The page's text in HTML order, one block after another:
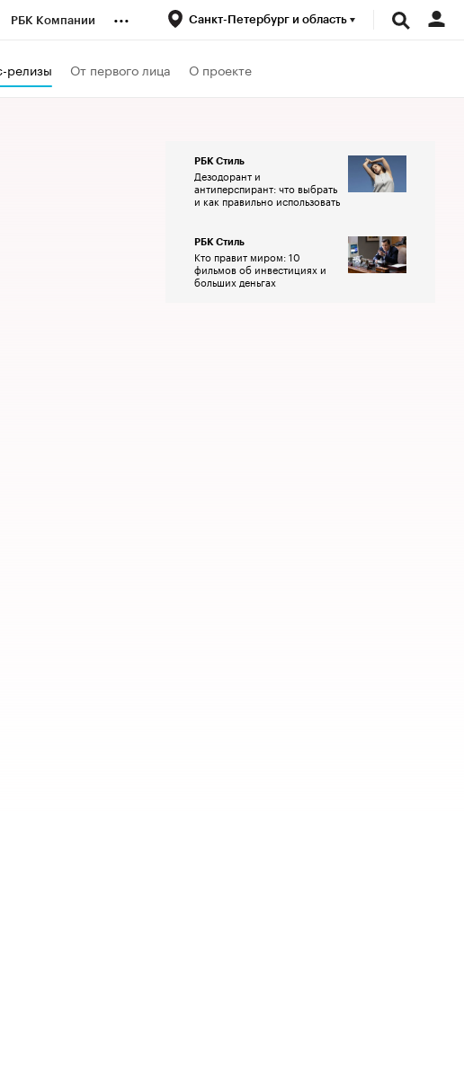
РБК Компании ... Санкт-Петербург и область
релизы От первого лица О проекте
РБК Стиль
Дезодорант и
антиперспирант: что выбрать
и как правильно использовать
РБК Стиль
Кто правит миром: 10
фильмов об инвестициях и
больших деньгах